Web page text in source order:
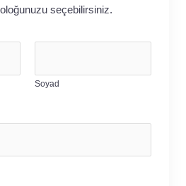
seçebilirsiniz.
Soyad